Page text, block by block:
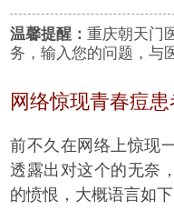
温馨提醒：重庆朝天门
务，输入您的问题，与
网络惊现青春痘
前不久在网络上惊现
透露出对这个的无奈
的愤恨，大概语言如下